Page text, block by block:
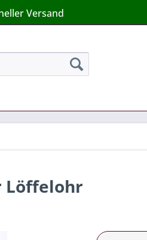
Versand
Löffelohr